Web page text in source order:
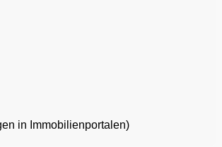
in Immobilienportalen)